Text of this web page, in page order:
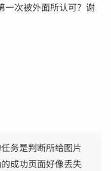
一次被外面所认可？谢
务是判断所给图片
成功页面好像丢失